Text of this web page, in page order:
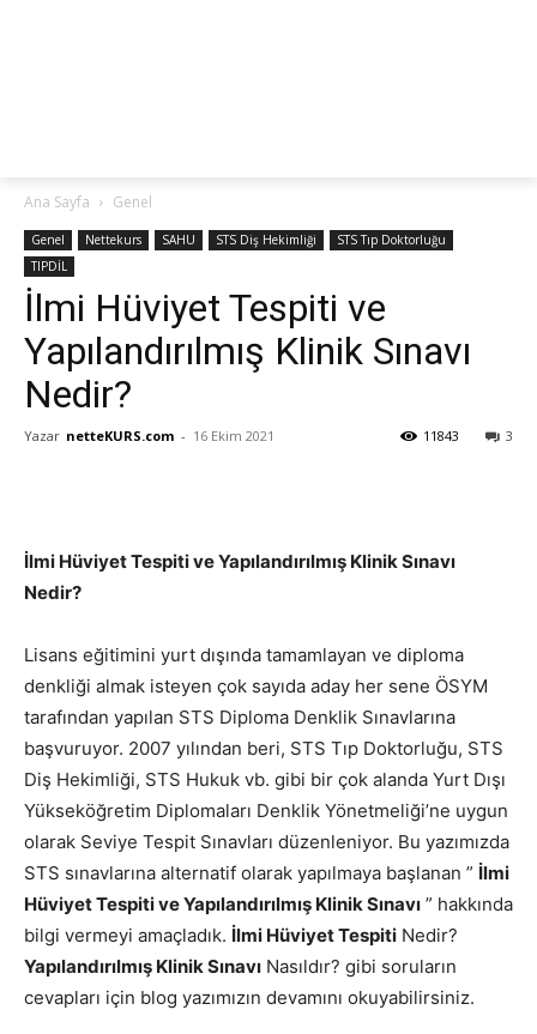
Ana Sayfa Genel
Genel Nettekurs SAHU STS Diş Hekimliği
STS Tıp Doktorluğu
TIPDİL
İlmi Hüviyet Tespiti ve
Yapılandırılmış Klinik Sınavı
Nedir?
Yazar netteKURS.com - 16 Ekim 2021 3
11843
İlmi Hüviyet Tespiti ve Yapılandırılmış Klinik Sınavı
Nedir?
Lisans eğitimini yurt dışında tamamlayan ve diploma
denkliği almak isteyen çok sayıda aday her sene ÖSYM
tarafından yapılan STS Diploma Denklik Sınavlarına
başvuruyor. 2007 yılından beri, STS Tıp Doktorluğu, STS
Diş Hekimliği, STS Hukuk vb. gibi bir çok alanda Yurt Dışı
Yükseköğretim Diplomaları Denklik Yönetmeliği’ne uygun
olarak Seviye Tespit Sınavları düzenleniyor. Bu yazımızda
STS sınavlarına alternatif olarak yapılmaya başlanan ” İlmi
Hüviyet Tespiti ve Yapılandırılmış Klinik Sınavı ” hakkında
bilgi vermeyi amaçladık. İlmi Hüviyet Tespiti Nedir?
Yapılandırılmış Klinik Sınavı Nasıldır? gibi soruların
cevapları için blog yazımızın devamını okuyabilirsiniz.